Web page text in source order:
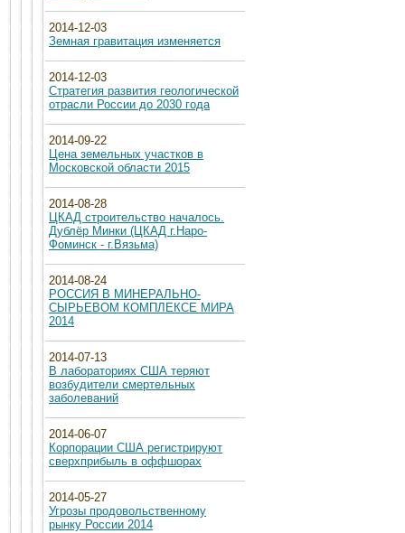
2014-12-03
Земная гравитация изменяется
2014-12-03
Стратегия развития геологической
отрасли России до 2030 года
2014-09-22
Цена земельных участков в
Московской области 2015
2014-08-28
ЦКАД строительство началось.
Дублёр Минки (ЦКАД г.Наро-
Фоминск - г.Вязьма)
2014-08-24
РОССИЯ В МИНЕРАЛЬНО-
СЫРЬЕВОМ КОМПЛЕКСЕ МИРА
2014
2014-07-13
В лабораториях США теряют
возбудители смертельных
заболеваний
2014-06-07
Корпорации США регистрируют
сверхприбыль в оффшорах
2014-05-27
Угрозы продовольственному
рынку России 2014